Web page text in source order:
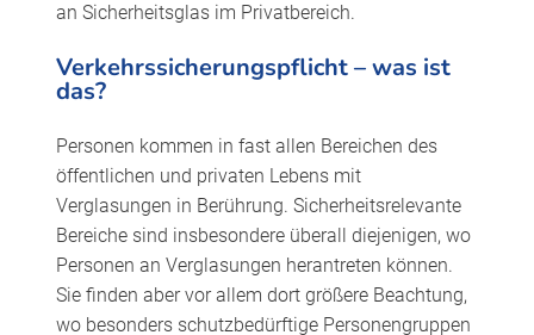
an Sicherheitsglas im Privatbereich.
Verkehrssicherungspflicht – was ist
das?
Personen kommen in fast allen Bereichen des
öffentlichen und privaten Lebens mit
Verglasungen in Berührung. Sicherheitsrelevante
Bereiche sind insbesondere überall diejenigen, wo
Personen an Verglasungen herantreten können.
Sie finden aber vor allem dort größere Beachtung,
wo besonders schutzbedürftige Personengruppen